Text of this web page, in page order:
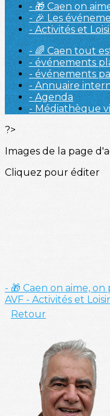
- 🎁 Caen on
- 🎉 Les
- Activités et
- 🌈 Caen tout
- événements
- événements
- Annuaire
- Agenda
- Médiathèque
?>
Images de la page
Cliquez pour éditer
- 🎁 Caen on aime,
AVF - Activités et
Retour